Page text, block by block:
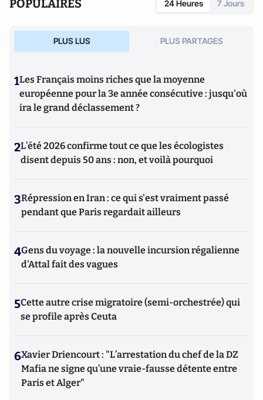
POPULAIRES 24 Heures 7 Jours
PLUS LUS PLUS PARTAGES
1Les Français moins riches que la moyenne
européenne pour la 3e année consécutive : jusqu'où
ira le grand déclassement ?
2L’été 2026 confirme tout ce que les écologistes
disent depuis 50 ans : non, et voilà pourquoi
3Répression en Iran : ce qui s'est vraiment passé
pendant que Paris regardait ailleurs
4Gens du voyage : la nouvelle incursion régalienne
d'Attal fait des vagues
5Cette autre crise migratoire (semi-orchestrée) qui
se profile après Ceuta
6Xavier Driencourt : "L’arrestation du chef de la DZ
Mafia ne signe qu’une vraie-fausse détente entre
Paris et Alger"